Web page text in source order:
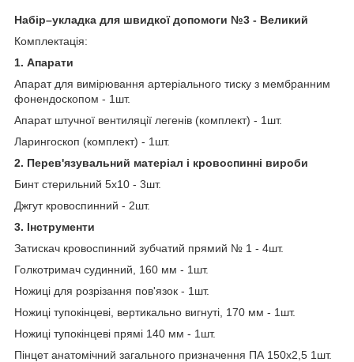
Набір–укладка для швидкої допомоги №3 - Великий
Комплектація:
1. Апарати
Апарат для вимірювання артеріального тиску з мембранним
фонендоскопом - 1шт.
Апарат штучної вентиляції легенів (комплект) - 1шт.
Ларингоскоп (комплект) - 1шт.
2. Перев'язувальний матеріал і кровоспинні вироби
Бинт стерильний 5х10 - 3шт.
Джгут кровоспинний - 2шт.
3. Інструменти
Затискач кровоспинний зубчатий прямий № 1 - 4шт.
Голкотримач судинний, 160 мм - 1шт.
Ножиці для розрізання пов'язок - 1шт.
Ножиці тупокінцеві, вертикально вигнуті, 170 мм - 1шт.
Ножиці тупокінцеві прямі 140 мм - 1шт.
Пінцет анатомічний загального призначення ПА 150х2,5 1шт.